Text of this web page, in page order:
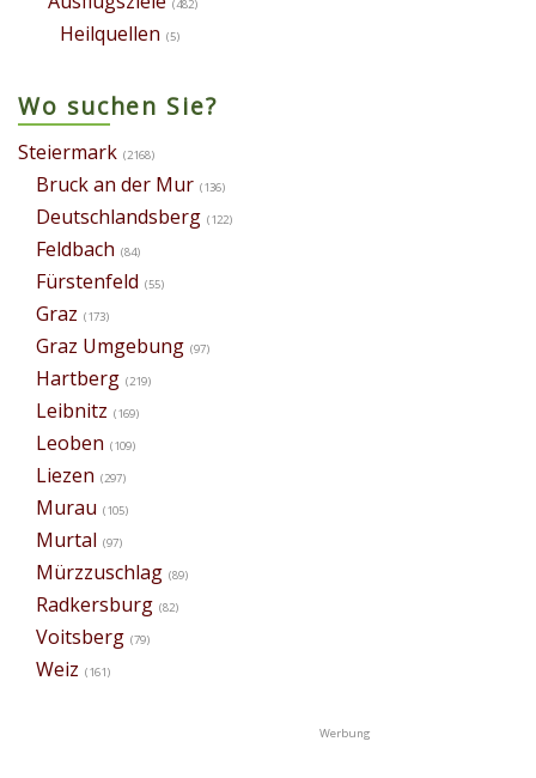
(482)
Heilquellen (5)
Wo suchen Sie?
Steiermark (2168)
Bruck an der Mur (136)
Deutschlandsberg (122)
Feldbach (84)
Fürstenfeld (55)
Graz (173)
Graz Umgebung (97)
Hartberg (219)
Leibnitz (169)
Leoben (109)
Liezen (297)
Murau (105)
Murtal (97)
Mürzzuschlag (89)
Radkersburg (82)
Voitsberg (79)
Weiz (161)